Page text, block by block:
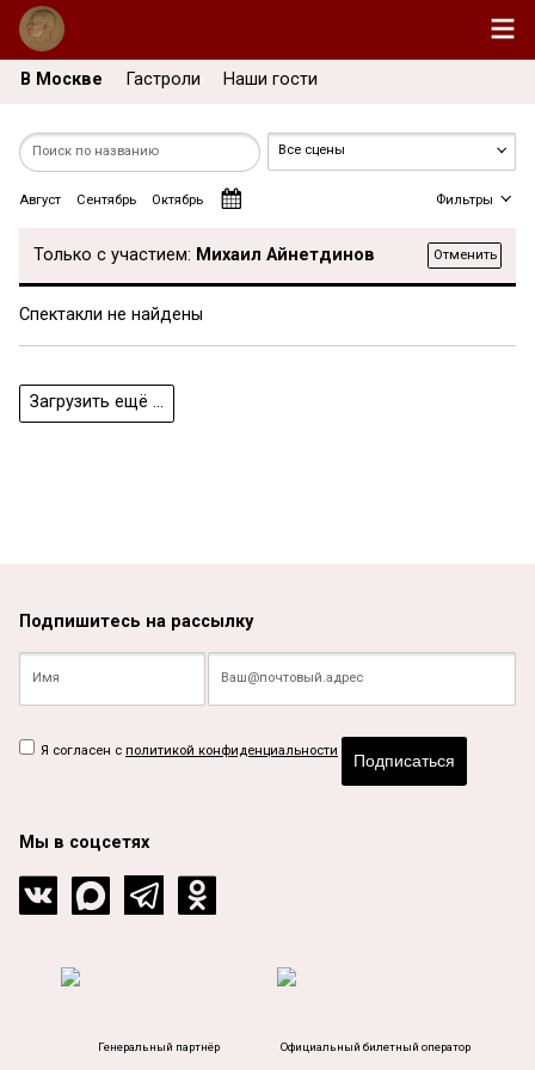
В Москве Гастроли Наши гости
Август Сентябрь Октябрь Фильтры
Только с участием: Михаил Айнетдинов Отменить
Спектакли не найдены
Загрузить ещё ...
Подпишитесь на рассылку
Я согласен с политикой конфиденциальности
Подписаться
Мы в соцсетях
Генеральный партнёр Официальный билетный оператор